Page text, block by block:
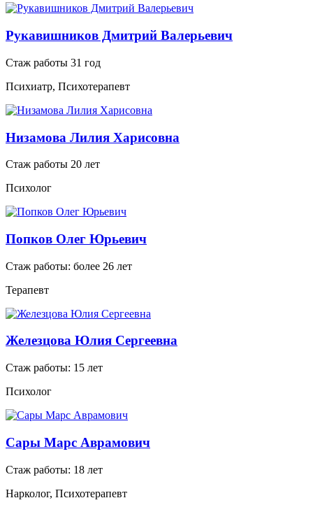
Рукавишников Дмитрий Валерьевич
Стаж работы 31 год
Психиатр, Психотерапевт
Низамова Лилия Харисовна
Стаж работы 20 лет
Психолог
Попков Олег Юрьевич
Стаж работы: более 26 лет
Терапевт
Железцова Юлия Сергеевна
Стаж работы: 15 лет
Психолог
Сары Марс Аврамович
Стаж работы: 18 лет
Нарколог, Психотерапевт